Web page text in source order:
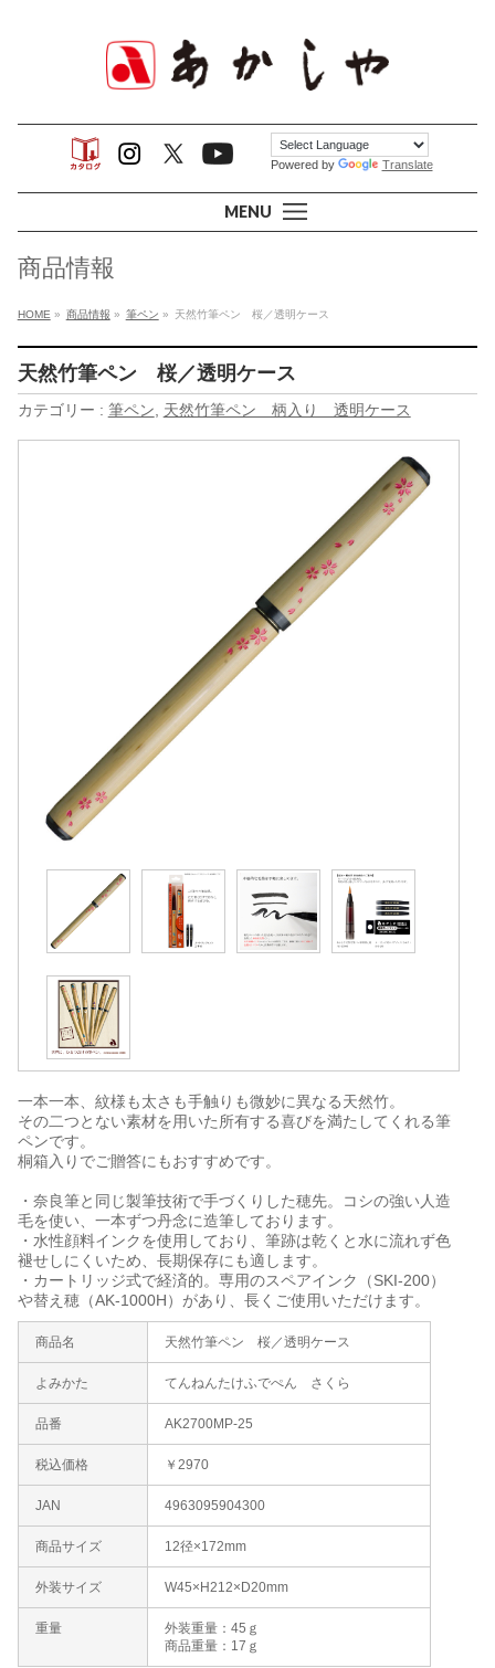
MENU
Powered by Translate
商品情報
HOME » 商品情報 » 筆ペン » 天然竹筆ペン 桜／透明ケース
天然竹筆ペン 桜／透明ケース
カテゴリー : 筆ペン 天然竹筆ペン 柄入り 透明ケース
一本一本、紋様も太さも手触りも微妙に異なる天然竹。
その二つとない素材を用いた所有する喜びを満たしてくれる筆
ペンです。
桐箱入りでご贈答にもおすすめです。
・奈良筆と同じ製筆技術で手づくりした穂先。コシの強い人造
毛を使い、一本ずつ丹念に造筆しております。
・水性顔料インクを使用しており、筆跡は乾くと水に流れず色
褪せしにくいため、長期保存にも適します。
・カートリッジ式で経済的。専用のスペアインク（SKI-200）
や替え穂（AK-1000H）があり、長くご使用いただけます。
商品名 天然竹筆ペン 桜／透明ケース
よみかた てんねんたけふでぺん さくら
品番 AK2700MP-25
税込価格 ￥2970
JAN 4963095904300
商品サイズ 12径×172mm
外装サイズ W45×H212×D20mm
重量
外装重量：45ｇ
商品重量：17ｇ